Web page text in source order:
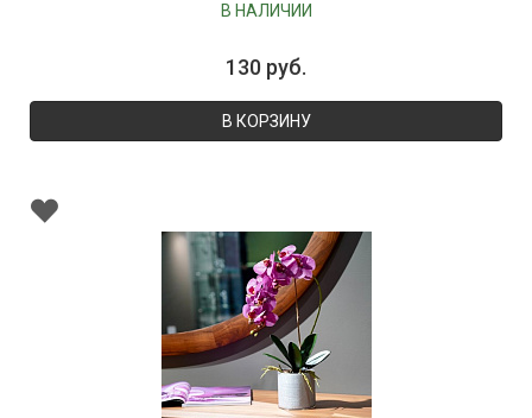
В НАЛИЧИИ
130 руб.
В КОРЗИНУ